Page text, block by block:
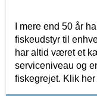
I mere end 50 år
fiskeudstyr til
har altid været et
serviceniveau og
fiskegrejet. Klik